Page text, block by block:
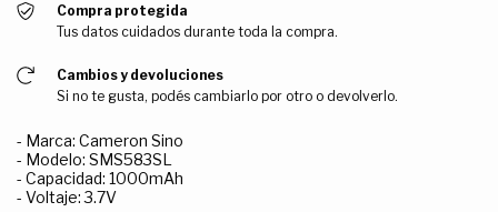
Compra protegida
Tus datos cuidados durante toda la compra.
Cambios y devoluciones
Si no te gusta, podés cambiarlo por otro o devolverlo.
- Marca: Cameron Sino
- Modelo: SMS583SL
- Capacidad: 1000mAh
- Voltaje: 3.7V